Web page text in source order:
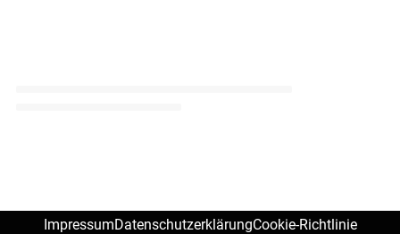
ImpressumDatenschutzerklärungCookie-Richtlinie